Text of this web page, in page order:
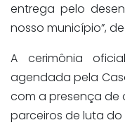
entrega pelo
nosso município”,
A cerimônia
agendada pela
com a presença de
parceiros de luta